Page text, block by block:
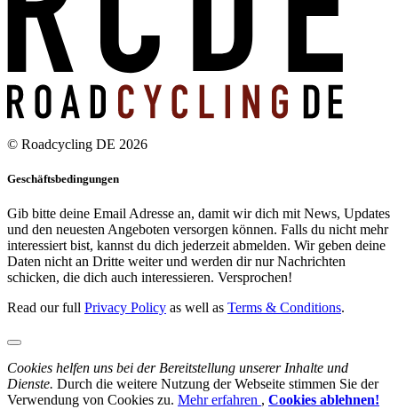
© Roadcycling DE 2026
Geschäftsbedingungen
Gib bitte deine Email Adresse an, damit wir dich mit News, Updates
und den neuesten Angeboten versorgen können. Falls du nicht mehr
interessiert bist, kannst du dich jederzeit abmelden. Wir geben deine
Daten nicht an Dritte weiter und werden dir nur Nachrichten
schicken, die dich auch interessieren. Versprochen!
Read our full Privacy Policy as well as Terms & Conditions.
Cookies helfen uns bei der Bereitstellung unserer Inhalte und
Dienste. Durch die weitere Nutzung der Webseite stimmen Sie der
Verwendung von Cookies zu. Mehr erfahren , Cookies ablehnen!